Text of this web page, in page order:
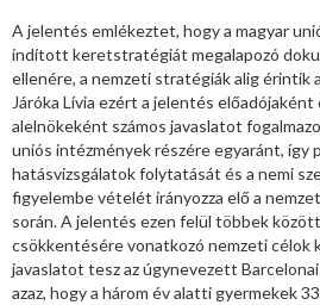
A jelentés emlékeztet, hogy a magyar
indított keretstratégiát megalapozó
ellenére, a nemzeti stratégiák alig érintik
Járóka Lívia ezért a jelentés
alelnökeként számos javaslatot
uniós intézmények részére egyaránt, így
hatásvizsgálatok folytatását és a nemi
figyelembe vételét irányozza elő a
során. A jelentés ezen felül többek
csökkentésére vonatkozó nemzeti célok
javaslatot tesz az úgynevezett
azaz, hogy a három év alatti gyermekek